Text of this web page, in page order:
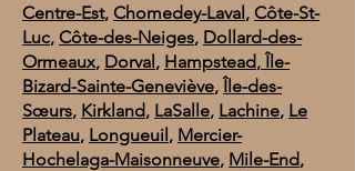
Centre-Est, Chomedey-Laval, Côte-St-
Luc, Côte-des-Neiges, Dollard-des-
Ormeaux, Dorval, Hampstead,Île-
Bizard-Sainte-Geneviève,Île-des-
Sœurs, Kirkland, LaSalle, Lachine, Le
Plateau, Longueuil, Mercier-
Hochelaga-Maisonneuve, Mile-End,